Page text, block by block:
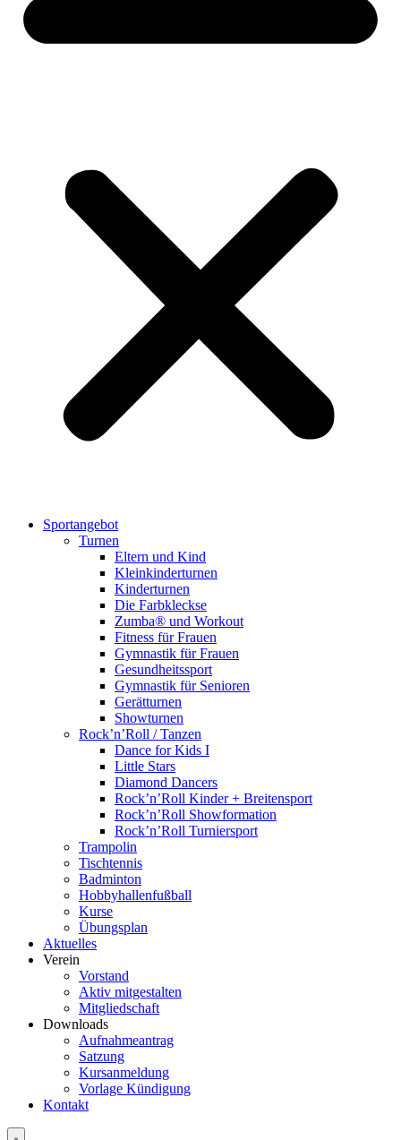
Sportangebot
Turnen
Eltern und Kind
Kleinkinderturnen
Kinderturnen
Die Farbkleckse
Zumba® und Workout
Fitness für Frauen
Gymnastik für Frauen
Gesundheitssport
Gymnastik für Senioren
Gerätturnen
Showturnen
Rock’n’Roll / Tanzen
Dance for Kids I
Little Stars
Diamond Dancers
Rock’n’Roll Kinder + Breitensport
Rock’n’Roll Showformation
Rock’n’Roll Turniersport
Trampolin
Tischtennis
Badminton
Hobbyhallenfußball
Kurse
Übungsplan
Aktuelles
Verein
Vorstand
Aktiv mitgestalten
Mitgliedschaft
Downloads
Aufnahmeantrag
Satzung
Kursanmeldung
Vorlage Kündigung
Kontakt